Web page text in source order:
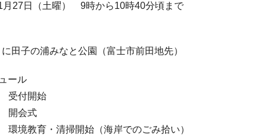
月27日（土曜） 9時から10時40分頃まで
田子の浦みなと公園（富士市前田地先）
ール
受付開始
開会式
境教育・清掃開始（海岸でのごみ拾い）